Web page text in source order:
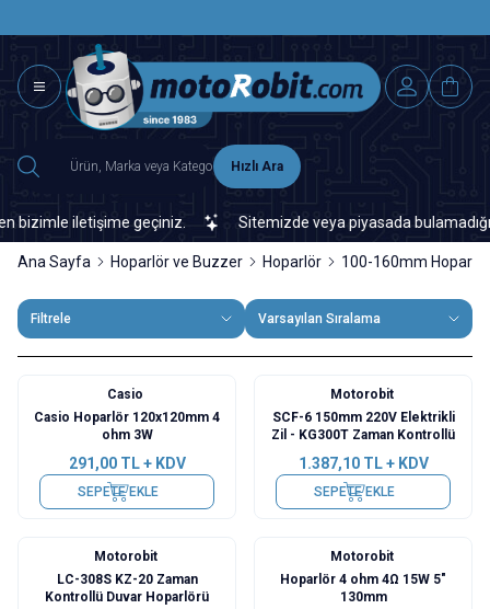
Hızlı Ara
iletişime geçiniz. Sitemizde veya piyasada
Ana Sayfa Hoparlör ve Buzzer Hoparlör 100-160mm Hoparlör
Filtrele Varsayılan Sıralama
Casio
Casio Hoparlör 120x120mm 4
ohm 3W
291,00TL + KDV
SEPETE EKLE
Motorobit
SCF-6 150mm 220V Elektrikli
Zil - KG300T Zaman Kontrollü
1.387,10TL + KDV
SEPETE EKLE
Motorobit
LC-308S KZ-20 Zaman
Kontrollü Duvar Hoparlörü
Motorobit
Hoparlör 4 ohm 4Ω 15W 5"
130mm